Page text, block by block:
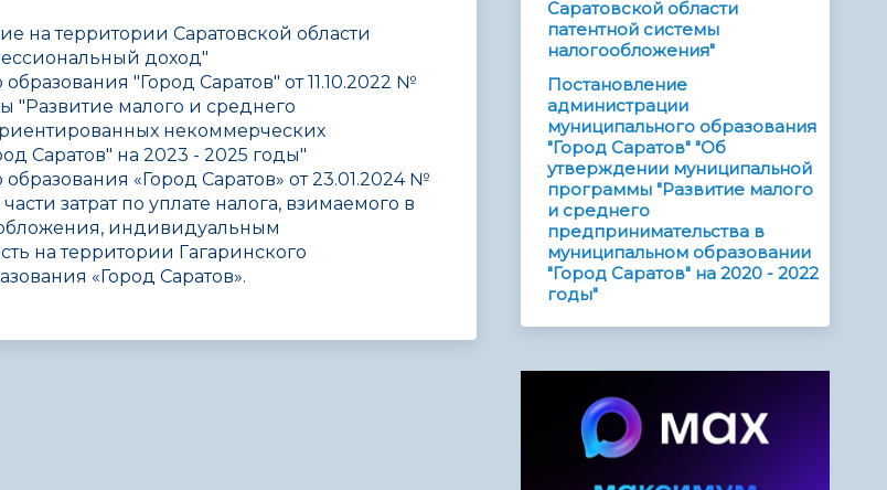
на территории Саратовской области
доход"
"Город Саратов" от 11.10.2022 №
малого и среднего
некоммерческих
Саратов" на 2023 - 2025 годы"
«Город Саратов» от 23.01.2024 №
затрат по уплате налога, взимаемого в
индивидуальным
на территории Гагаринского
«Город Саратов».
Саратовской области
патентной системы
налогообложения"
Постановление
администрации
муниципального образования
"Город Саратов" "Об
утверждении муниципальной
программы "Развитие малого
и среднего
предпринимательства в
муниципальном образовании
"Город Саратов" на 2020 - 2022
годы"